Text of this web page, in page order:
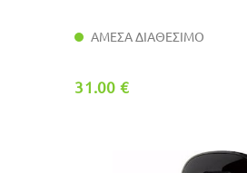
ΑΜΕΣΑ ΔΙΑΘΕΣΙΜΟ
31.00 €